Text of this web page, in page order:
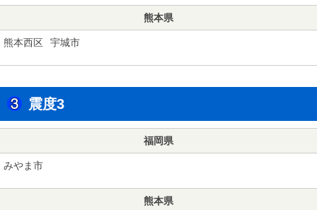
熊本県
熊本西区 宇城市
震度3
福岡県
みやま市
熊本県